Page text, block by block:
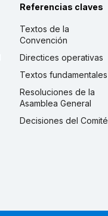
Referencias claves
Textos de la
Convención
Directices operativas
Textos fundamentales
Resoluciones de la
Asamblea General
Decisiones del Comité